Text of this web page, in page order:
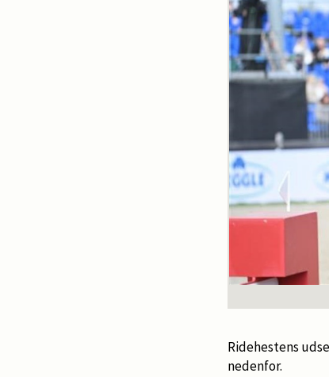
Ridehestens
nedenfor.